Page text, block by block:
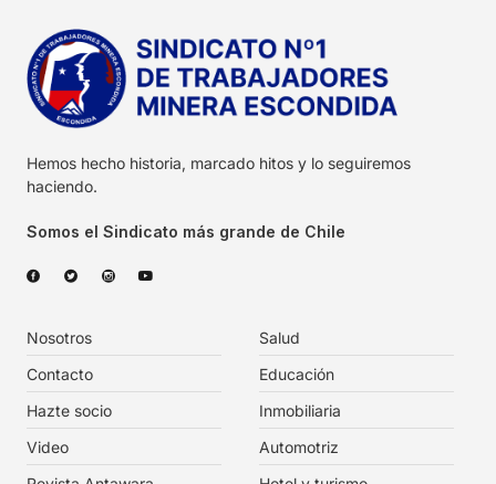
Hemos hecho historia, marcado hitos y lo seguiremos
haciendo.
Somos el Sindicato más grande de Chile
Nosotros
Contacto
Hazte socio
Video
Salud
Educación
Inmobiliaria
Automotriz